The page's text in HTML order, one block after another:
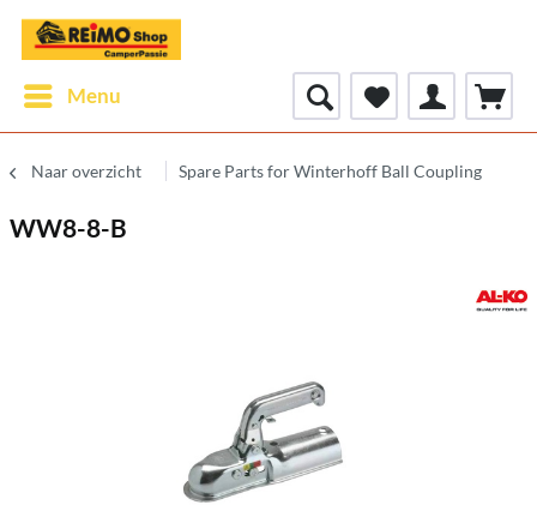
Menu
Naar overzicht Spare Parts for Winterhoff Ball Coupling
WW8-8-B